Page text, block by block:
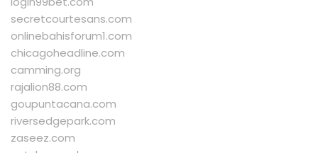
secretcourtesans.com
onlinebahisforum1.com
chicagoheadline.com
camming.org
rajalion88.com
goupuntacana.com
riversedgepark.com
zaseez.com